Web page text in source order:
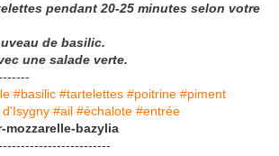
pendant 20-25 minutes selon votre
de basilic.
une salade verte.
#basilic #tartelettes #poitrine #piment
#ail #échalote #entrée
mozzarelle-bazylia